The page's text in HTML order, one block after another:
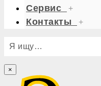
Сервис +
Контакты +
Я ищу…
×